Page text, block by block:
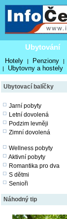
Ubytování
Hotely | Penziony |
| Ubytovny a hostely
Ubytovací balíčky
Jarní pobyty
Letní dovolená
Podzim levněji
Zimní dovolená
Wellness pobyty
Aktivní pobyty
Romantika pro dva
S dětmi
Senioři
Náhodný tip